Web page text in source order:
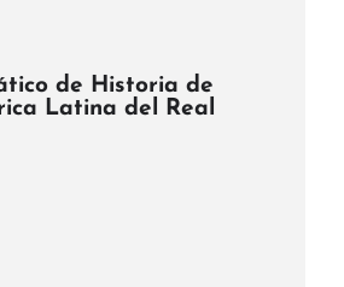
de Historia de
Latina del Real